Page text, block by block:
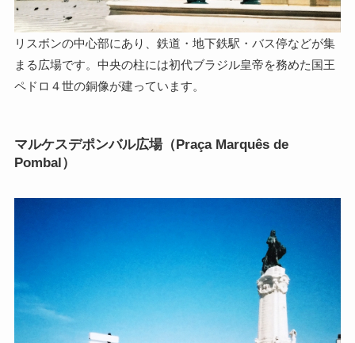
リスボンの中心部にあり、鉄道・地下鉄駅・バス停などが集
まる広場です。中央の柱には初代ブラジル皇帝を務めた国王
ペドロ４世の銅像が建っています。
マルケスデポンバル広場（Praça Marquês de
Pombal）